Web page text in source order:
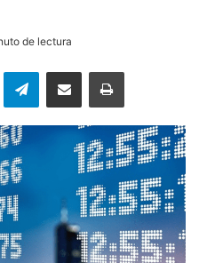
de lectura
TelegramEnviar vía email Imprimir